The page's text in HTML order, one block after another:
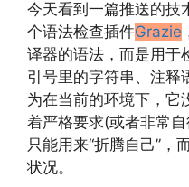
今天看到一篇推送的技
个语法检查插件Grazie
译器的语法，而是用于
引号里的字符串、注释
为在当前的环境下，
着严格要求(或者非常
只能用来“折腾自己”，
状况。